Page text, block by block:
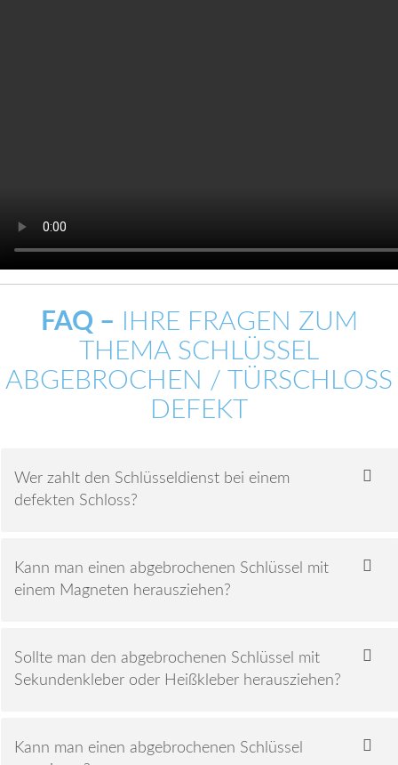
FAQ – IHRE FRAGEN ZUM
THEMA SCHLÜSSEL
ABGEBROCHEN / TÜRSCHLOSS
DEFEKT
Wer zahlt den Schlüsseldienst bei einem
defekten Schloss?
Kann man einen abgebrochenen Schlüssel mit
einem Magneten herausziehen?
Sollte man den abgebrochenen Schlüssel mit
Sekundenkleber oder Heißkleber herausziehen?
Kann man einen abgebrochenen Schlüssel